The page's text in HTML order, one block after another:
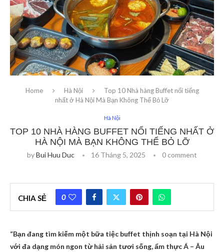
Home Hà Nội
Top 10 Nhà hàng Buffet nổi tiếng
nhất ở Hà Nội Mà Bạn Không Thể Bỏ Lỡ
Hà Nội
TOP 10 NHÀ HÀNG BUFFET NỔI TIẾNG NHẤT Ở
HÀ NỘI MÀ BẠN KHÔNG THỂ BỎ LỠ
byBui Huu Duc 16 Tháng 5, 2025 0 comment
CHIA SẺ 0
“Bạn đang tìm kiếm một bữa tiệc buffet thịnh soạn tại Hà Nội
với đa dạng món ngon từ hải sản tươi sống, ẩm thực Á – Âu